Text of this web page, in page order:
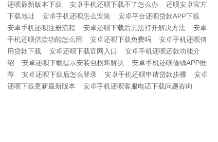
还呗最新版本下载
安卓手机还呗下载不了怎么办
还呗安卓官方
下载地址
安卓手机还呗怎么安装
安卓平台还呗贷款APP下载
安卓手机还呗注册流程
安卓还呗下载后无法打开解决方法
安卓
手机还呗借款功能怎么用
安卓还呗下载免费吗
安卓手机还呗信
用贷款下载
安卓还呗下载官网入口
安卓手机还呗还款功能介
绍
安卓还呗下载提示安装包损坏解决
安卓手机还呗借钱APP推
荐
安卓还呗下载后怎么登录 安卓手机还呗申请贷款步骤
安卓
还呗下载更新最新版本
安卓手机还呗客服电话下载问题咨询